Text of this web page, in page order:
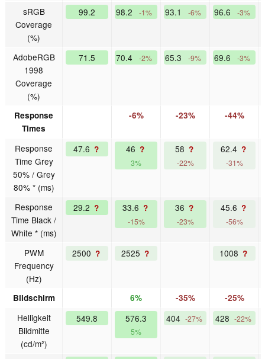
sRGB
Coverage
(%)
99.2 98.2 -1% 93.1 -6% 96.6 -3%
AdobeRGB
1998
Coverage
(%)
71.5 70.4 -2% 65.3 -9% 69.6 -3%
Response
Times
-6% -23% -44%
Response
Time Grey
50% / Grey
80% * (ms)
47.6 ? 46 ?
3%
58 ?
-22%
62.4 ?
-31%
Response
Time Black /
White * (ms)
29.2 ? 33.6 ?
-15%
36 ?
-23%
45.6 ?
-56%
PWM
Frequency
(Hz)
2500 ? 2525 ? 1008 ?
Bildschirm 6% -35% -25%
Helligkeit
Bildmitte
(cd/m²)
549.8 576.3
5%
404 -27% 428 -22%